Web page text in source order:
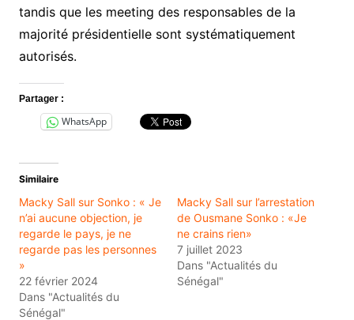
tandis que les meeting des responsables de la
majorité présidentielle sont systématiquement
autorisés.
Partager :
WhatsApp
Similaire
Macky Sall sur Sonko : « Je
n’ai aucune objection, je
regarde le pays, je ne
regarde pas les personnes
»
22 février 2024
Dans "Actualités du
Sénégal"
Macky Sall sur l’arrestation
de Ousmane Sonko : «Je
ne crains rien»
7 juillet 2023
Dans "Actualités du
Sénégal"